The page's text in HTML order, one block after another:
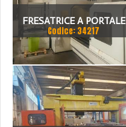
FRESATRICE A PORTALE
ACTIVE FIVE 3000
Codice: 34217